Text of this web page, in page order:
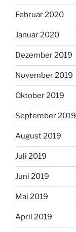
Februar 2020
Januar 2020
Dezember 2019
November 2019
Oktober 2019
September 2019
August 2019
Juli 2019
Juni 2019
Mai 2019
April 2019